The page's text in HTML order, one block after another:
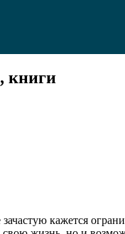
книги
кажется